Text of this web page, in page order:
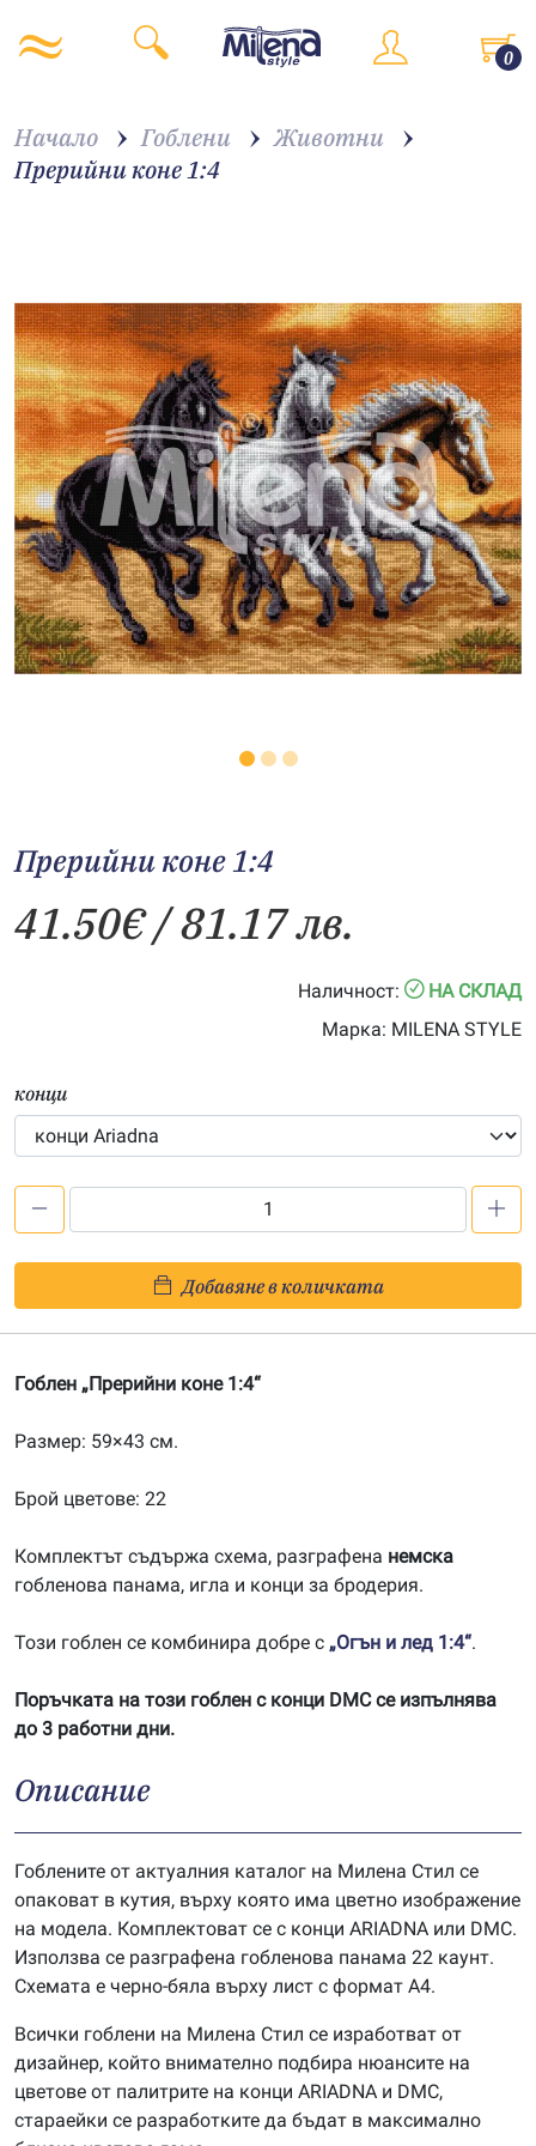
0
Начало Гоблени
Животни
Прерийни коне 1:4
Прерийни коне 1:4
41.50€/ 81.17 лв.
Наличност:
НА СКЛАД
Марка: MILENA STYLE
конци
коне
1:4
Добавяне в количката
Гоблен „Прерийни коне 1:4“
Размер: 59×43 см.
Брой цветове: 22
Комплектът съдържа схема, разграфена немска
гобленова панама, игла и конци за бродерия.
Този гоблен се комбинира добре с „Огън и лед 1:4“.
Поръчката на този гоблен с конци DMC се изпълнява
до 3 работни дни.
Описание
Гоблените от актуалния каталог на Милена Стил се
опаковат в кутия, върху която има цветно изображение
на модела. Комплектоват се с конци ARIADNA или DMC.
Използва се разграфена гобленова панама 22 каунт.
Схемата е черно-бяла върху лист с формат А4.
Всички гоблени на Милена Стил се изработват от
дизайнер, който внимателно подбира нюансите на
цветове от палитрите на конци ARIADNA и DMC,
стараейки се разработките да бъдат в максимално